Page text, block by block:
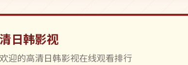
日韩影视
迎的高清日韩影视在线观看排行